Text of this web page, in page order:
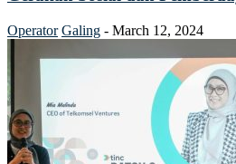
Operator Galing - March 12, 2024